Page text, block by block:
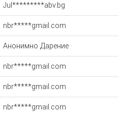
Jul*********abv.bg
nbr*****gmail.com
Анонимно Дарение
nbr*****gmail.com
nbr*****gmail.com
nbr*****gmail.com